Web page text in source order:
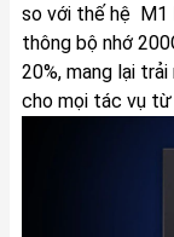
so với thế hệ M1
thông bộ nhớ
20%, mang lại
cho mọi tác vụ